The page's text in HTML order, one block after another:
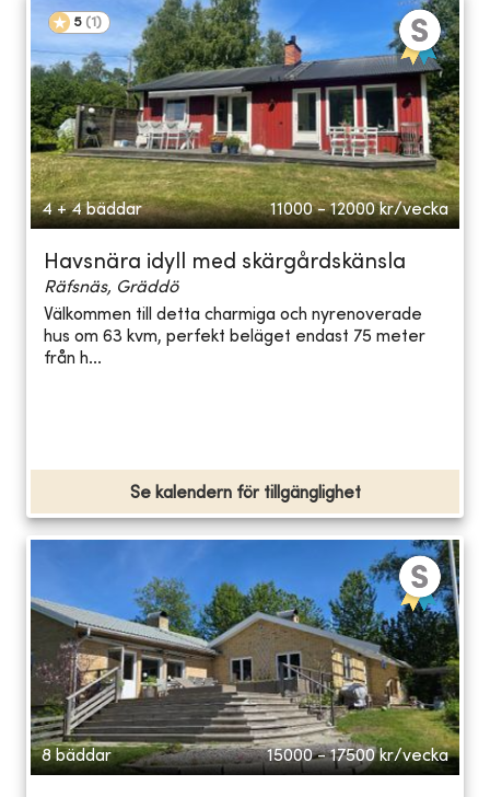
5 (1 )
4 + 4 bäddar 11000 - 12000 kr/vecka
Havsnära idyll med skärgårdskänsla
Räfsnäs, Gräddö
Välkommen till detta charmiga och nyrenoverade
hus om 63 kvm, perfekt beläget endast 75 meter
från h...
Se kalendern för tillgänglighet
8 bäddar 15000 - 17500 kr/vecka